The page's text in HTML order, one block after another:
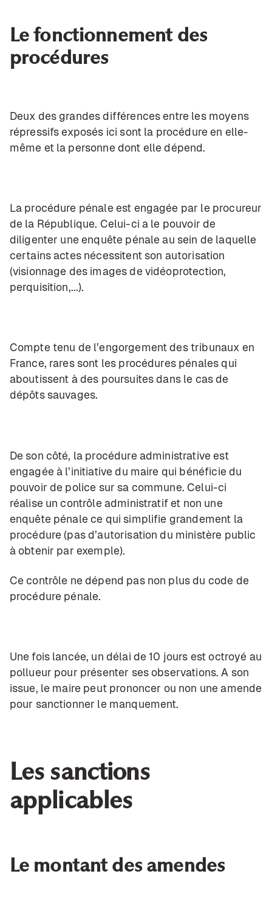
Le fonctionnement des
procédures
Deux des grandes différences entre les moyens
répressifs exposés ici sont la procédure en elle-
même et la personne dont elle dépend.
La procédure pénale est engagée par le procureur
de la République. Celui-ci a le pouvoir de
diligenter une enquête pénale au sein de laquelle
certains actes nécessitent son autorisation
(visionnage des images de vidéoprotection,
perquisition,...).
Compte tenu de l’engorgement des tribunaux en
France, rares sont les procédures pénales qui
aboutissent à des poursuites dans le cas de
dépôts sauvages.
De son côté, la procédure administrative est
engagée à l’initiative du maire qui bénéficie du
pouvoir de police sur sa commune. Celui-ci
réalise un contrôle administratif et non une
enquête pénale ce qui simplifie grandement la
procédure (pas d’autorisation du ministère public
à obtenir par exemple).
Ce contrôle ne dépend pas non plus du code de
procédure pénale.
Une fois lancée, un délai de 10 jours est octroyé au
pollueur pour présenter ses observations. A son
issue, le maire peut prononcer ou non une amende
pour sanctionner le manquement.
Les sanctions
applicables
Le montant des amendes